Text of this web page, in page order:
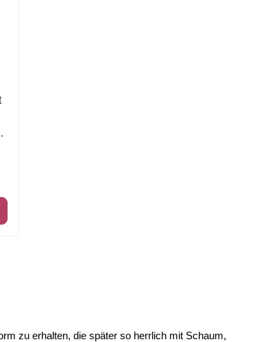
zu erhalten, die später so herrlich mit Schaum,